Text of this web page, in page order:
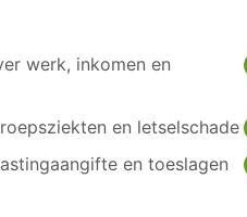
werk, inkomen en
en letselschade
en toeslagen